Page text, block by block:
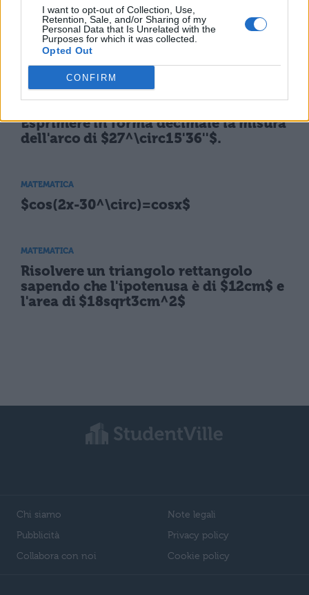
I want to opt-out of Collection, Use,
Retention, Sale, and/or Sharing of my
Personal Data that Is Unrelated with the
Purposes for which it was collected.
Opted Out
CONFIRM
MATEMATICA
Equazione cartesiana del luogo di
equazioni parametriche $x=2cosec
\alpha; y=3cotg\alpha$
MATEMATICA
Esprimere in forma decimale la misura
dell'arco di $27^\circ15'36''$.
MATEMATICA
$cos(2x-30^\circ)=cosx$
MATEMATICA
Risolvere un triangolo rettangolo
sapendo che l'ipotenusa è di $12cm$ e
l'area di $18sqrt3cm^2$
Chi siamo
Pubblicità
Collabora con noi
Note legali
Privacy policy
Cookie policy